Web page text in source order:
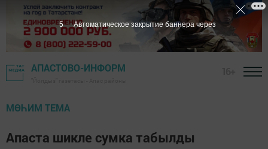
АПАСТОВО-ИНФОРМ
МӨҺИМ ТЕМА
Апаста шикле сумка табылды
4 Автоматическое закрытие баннера через